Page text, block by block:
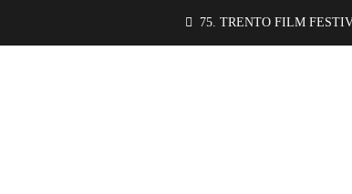
75. TRENTO FILM